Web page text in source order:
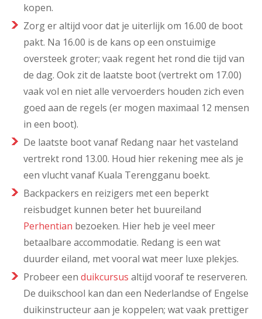
kopen.
Zorg er altijd voor dat je uiterlijk om 16.00 de boot
pakt. Na 16.00 is de kans op een onstuimige
oversteek groter; vaak regent het rond die tijd van
de dag. Ook zit de laatste boot (vertrekt om 17.00)
vaak vol en niet alle vervoerders houden zich even
goed aan de regels (er mogen maximaal 12 mensen
in een boot).
De laatste boot vanaf Redang naar het vasteland
vertrekt rond 13.00. Houd hier rekening mee als je
een vlucht vanaf Kuala Terengganu boekt.
Backpackers en reizigers met een beperkt
reisbudget kunnen beter het buureiland
Perhentian bezoeken. Hier heb je veel meer
betaalbare accommodatie. Redang is een wat
duurder eiland, met vooral wat meer luxe plekjes.
Probeer een duikcursus altijd vooraf te reserveren.
De duikschool kan dan een Nederlandse of Engelse
duikinstructeur aan je koppelen; wat vaak prettiger